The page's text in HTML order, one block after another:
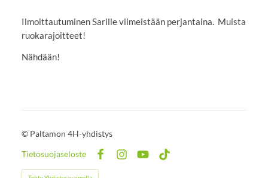
Ilmoittautuminen Sarille viimeistään perjantaina. Muista
ruokarajoitteet!
Nähdään!
© Paltamon 4H-yhdistys
Tietosuojaseloste
YouTubeTikTok